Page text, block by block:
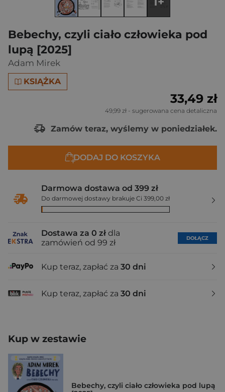
Bebechy, czyli ciało człowieka pod
lupą [2025]
Adam Mirek
KSIĄŻKA
33,49 zł
49,99 zł - sugerowana cena detaliczna
Zamów teraz, wyślemy w poniedziałek.
DODAJ DO KOSZYKA
Darmowa dostawa od 399 zł
Do darmowej dostawy brakuje Ci 399,00 zł
Dostawa za 0 zł dla
zamówień od 99 zł
DOŁĄCZ
Kup teraz, zapłać za 30 dni
Kup teraz, zapłać za 30 dni
Kup w zestawie
Bebechy, czyli ciało człowieka pod lupą